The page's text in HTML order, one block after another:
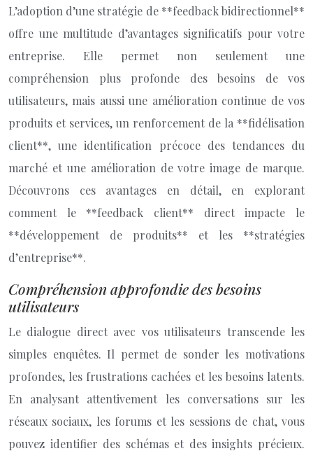
L’adoption d’une stratégie de **feedback bidirectionnel**
offre une multitude d’avantages significatifs pour votre
entreprise. Elle permet non seulement une
compréhension plus profonde des besoins de vos
utilisateurs, mais aussi une amélioration continue de vos
produits et services, un renforcement de la **fidélisation
client**, une identification précoce des tendances du
marché et une amélioration de votre image de marque.
Découvrons ces avantages en détail, en explorant
comment le **feedback client** direct impacte le
**développement de produits** et les **stratégies
d’entreprise**.
Compréhension approfondie des besoins
utilisateurs
Le dialogue direct avec vos utilisateurs transcende les
simples enquêtes. Il permet de sonder les motivations
profondes, les frustrations cachées et les besoins latents.
En analysant attentivement les conversations sur les
réseaux sociaux, les forums et les sessions de chat, vous
pouvez identifier des schémas et des insights précieux.